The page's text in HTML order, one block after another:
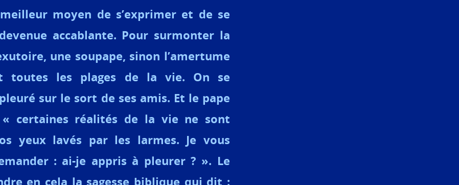
moyen de s’exprimer et de se
accablante. Pour surmonter la
une soupape, sinon l’amertume
toutes les plages de la vie. On se
sur le sort de ses amis. Et le pape
« certaines réalités de la vie ne sont
yeux lavés par les larmes. Je vous
: ai-je appris à pleurer ? ». Le
en cela la sagesse biblique qui dit :